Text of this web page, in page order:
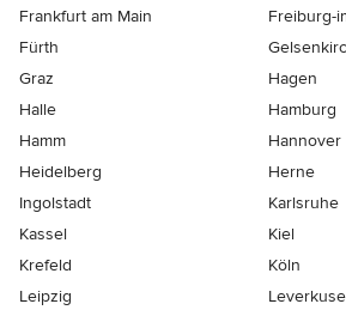
Frankfurt am Main
Freiburg-
Fürth
Graz
Hagen
Halle
Hamburg
Hamm
Hannover
Heidelberg
Herne
Ingolstadt
Karlsruhe
Kassel
Kiel
Krefeld
Köln
Leipzig